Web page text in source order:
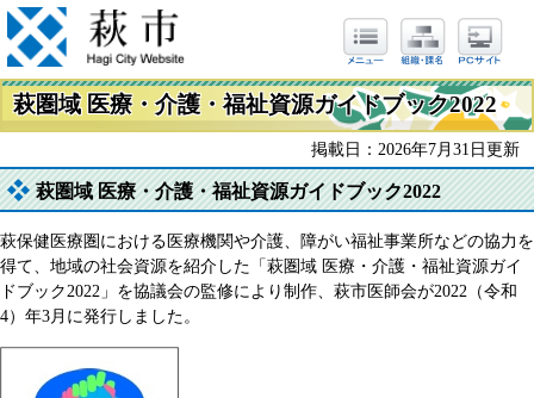
萩圏域 医療・介護・福祉資源ガイドブック2022
掲載日：2026年7月31日更新
萩圏域 医療・介護・福祉資源ガイドブック2022
萩保健医療圏における医療機関や介護、障がい福祉事業所などの協力を
得て、地域の社会資源を紹介した「萩圏域 医療・介護・福祉資源ガイ
ドブック2022」を協議会の監修により制作、萩市医師会が2022（令和
4）年3月に発行しました。